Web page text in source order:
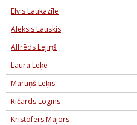
Elvis Laukazīle
Aleksis Lauskis
Alfrēds Lejiņš
Laura Leķe
Mārtiņš Leķis
Ričards Logins
Kristofers Majors